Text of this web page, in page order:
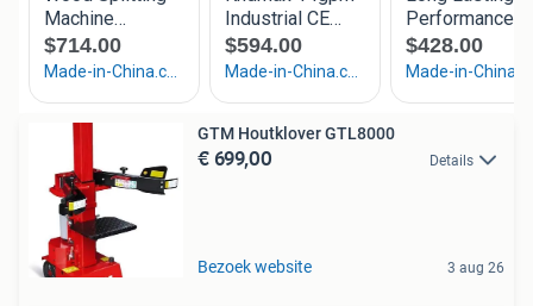
GTM Houtklover GTL8000
€ 699,00 Details
Bezoek website 3 aug 26